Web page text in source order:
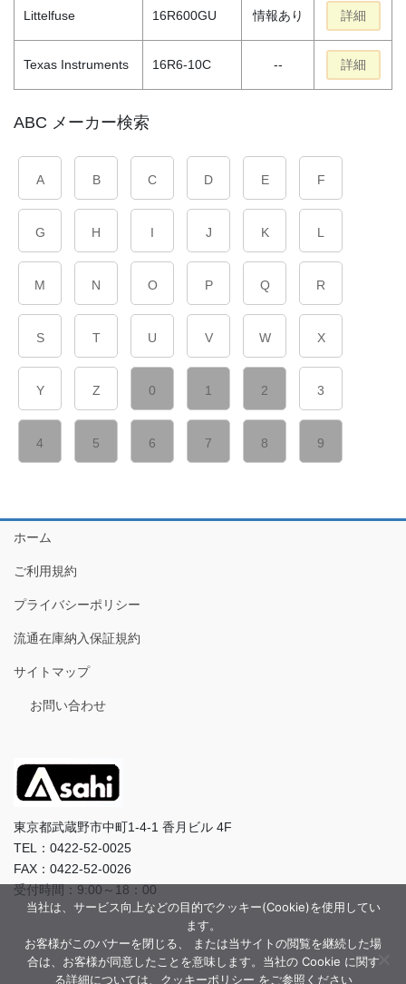
Littelfuse 16R600GU 情報あり 詳細
Texas Instruments 16R6-10C -- 詳細
ABC メーカー検索
A B C D E F
G H I J K L
M N O P Q R
S T U V W X
Y Z 0 1 2 3
4 5 6 7 8 9
ホーム
ご利用規約
プライバシーポリシー
流通在庫納入保証規約
サイトマップ
お問い合わせ
東京都武蔵野市中町1-4-1 香月ビル 4F
TEL：0422-52-0025
FAX：0422-52-0026
受付時間：9:00～18：00
当社は、サービス向上などの目的でクッキー(Cookie)を使用してい
ます。
お客様がこのバナーを閉じる、 または当サイトの閲覧を継続した場
合は、お客様が同意したことを意味します。当社の Cookie に関す
る詳細については、クッキーポリシー をご参照ください